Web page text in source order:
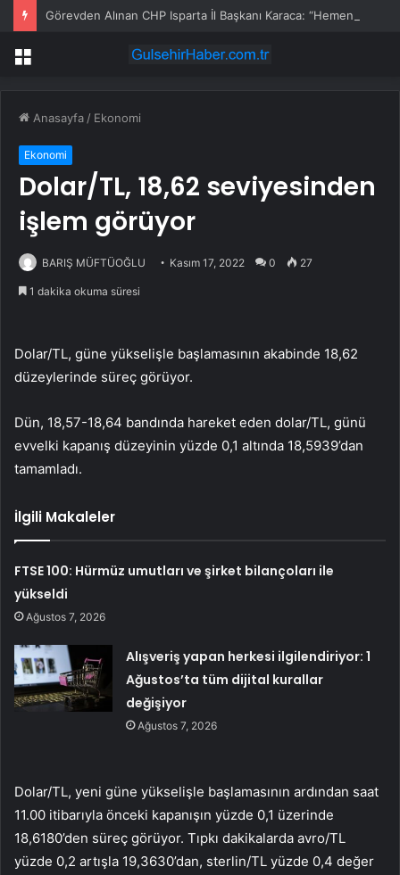
Menü
Anasayfa / Ekonomi
Ekonomi
Dolar/TL, 18,62 seviyesinden
işlem görüyor
BARIŞ MÜFTÜOĞLU Kasım 17, 2022 0 27
1 dakika okuma süresi
Dolar/TL, güne yükselişle başlamasının akabinde 18,62
düzeylerinde süreç görüyor.
Dün, 18,57-18,64 bandında hareket eden dolar/TL, günü
evvelki kapanış düzeyinin yüzde 0,1 altında 18,5939’dan
tamamladı.
İlgili Makaleler
FTSE 100: Hürmüz umutları ve şirket bilançoları ile
yükseldi
Ağustos 7, 2026
Alışveriş yapan herkesi ilgilendiriyor: 1
Ağustos’ta tüm dijital kurallar
değişiyor
Ağustos 7, 2026
Dolar/TL, yeni güne yükselişle başlamasının ardından saat
11.00 itibarıyla önceki kapanışın yüzde 0,1 üzerinde
18,6180’den süreç görüyor. Tıpkı dakikalarda avro/TL
yüzde 0,2 artışla 19,3630’dan, sterlin/TL yüzde 0,4 değer